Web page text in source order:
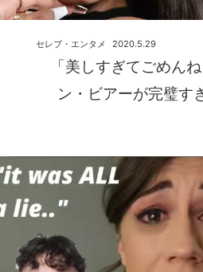
「美しすぎてごめん
ン・ビアーが完璧す
2020.5.29
セレブ・エンタメ